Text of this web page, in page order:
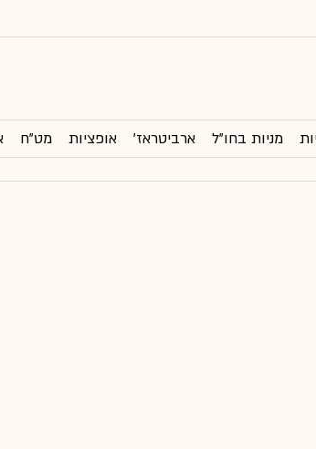
מניות בחו"ל ארביטראז' אופציות מט"ח